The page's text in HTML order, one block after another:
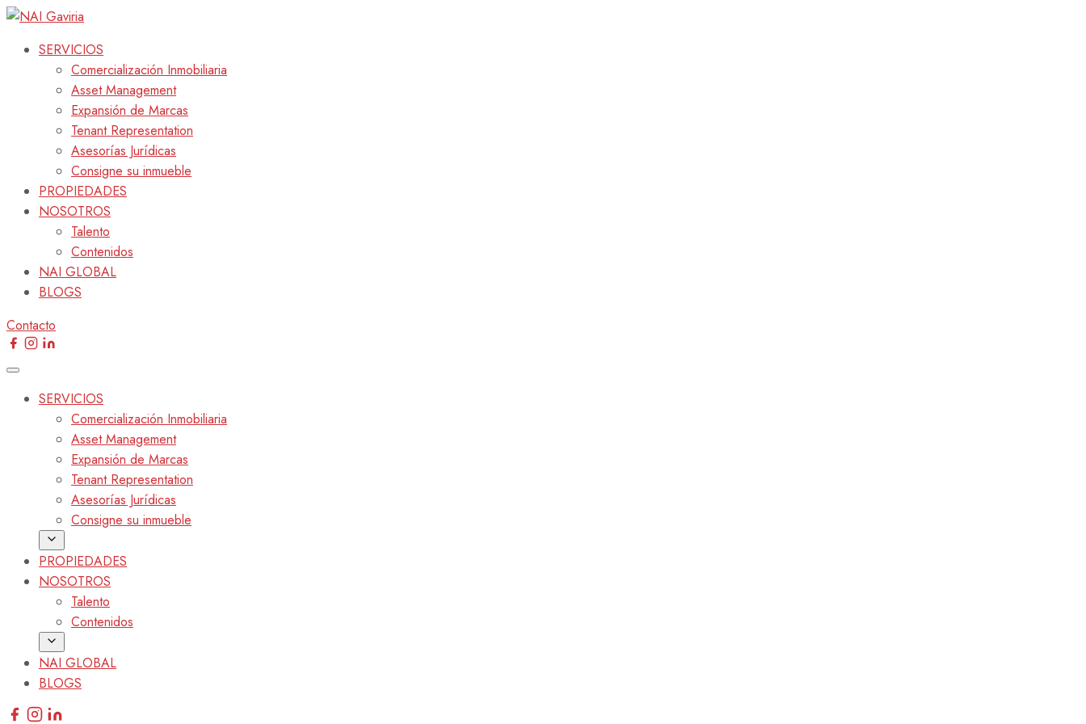
SERVICIOS
Comercialización Inmobiliaria
Asset Management
Expansión de Marcas
Tenant Representation
Asesorías Jurídicas
Consigne su inmueble
PROPIEDADES
NOSOTROS
Talento
Contenidos
NAI GLOBAL
BLOGS
Contacto
SERVICIOS
Comercialización Inmobiliaria
Asset Management
Expansión de Marcas
Tenant Representation
Asesorías Jurídicas
Consigne su inmueble
PROPIEDADES
NOSOTROS
Talento
Contenidos
NAI GLOBAL
BLOGS